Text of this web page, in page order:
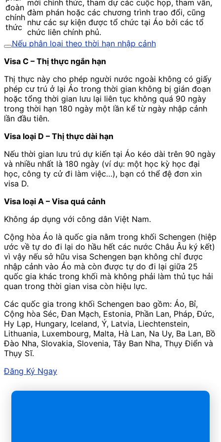
đoàn
chính
thức
mời chính thức, tham dự các cuộc họp, tham vấn,
đàm phán hoặc các chương trình trao đổi, cũng
như các sự kiện được tổ chức tại Áo bởi các tổ
chức liên chính phủ.
Nếu phân loại theo thời hạn nhập cảnh
Visa C – Thị thực ngắn hạn
Thị thực này cho phép người nước ngoài không có giấy
phép cư trú ở lại Áo trong thời gian không bị gián đoạn
hoặc tổng thời gian lưu lại liên tục không quá 90 ngày
trong thời hạn 180 ngày một lần kể từ ngày nhập cảnh
lần đầu tiên.
Visa loại D – Thị thực dài hạn
Nếu thời gian lưu trú dự kiến tại Áo kéo dài trên 90 ngày
và nhiều nhất là 180 ngày (ví dụ: một học kỳ học đại
học, công ty cử đi làm việc…), bạn có thể đệ đơn xin
visa D.
Visa loại A – Visa quá cảnh
Không áp dụng với công dân Việt Nam.
Cộng hòa Áo là quốc gia nằm trong khối Schengen (hiệp
ước về tự do đi lại do hầu hết các nước Châu Âu ký kết)
vì vậy nếu sở hữu visa Schengen bạn không chỉ được
nhập cảnh vào Áo mà còn được tự do đi lại giữa 25
quốc gia khác trong khối mà không phải làm thủ tục hải
quan trong thời gian visa còn hiệu lực.
Các quốc gia trong khối Schengen bao gồm: Áo, Bỉ,
Cộng hòa Séc, Đan Mạch, Estonia, Phần Lan, Pháp, Đức,
Hy Lạp, Hungary, Iceland, Ý, Latvia, Liechtenstein,
Lithuania, Luxembourg, Malta, Hà Lan, Na Uy, Ba Lan, Bồ
Đào Nha, Slovakia, Slovenia, Tây Ban Nha, Thụy Điển và
Thụy Sĩ.
Đăng Ký Ngay